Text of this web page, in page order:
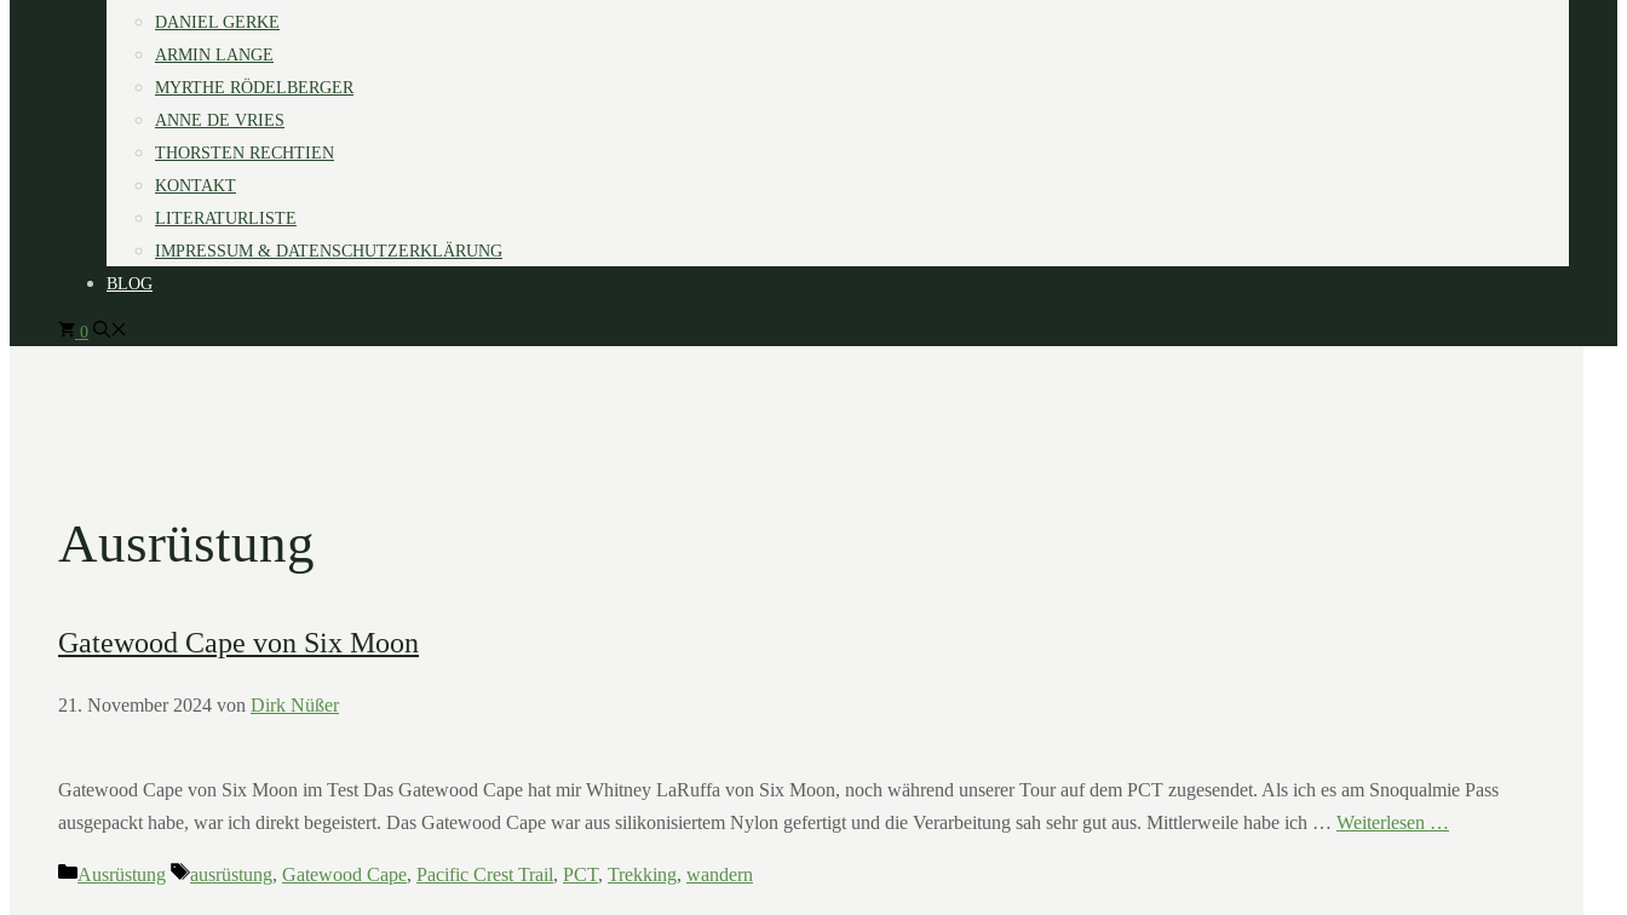
DANIEL GERKE
ARMIN LANGE
MYRTHE RÖDELBERGER
ANNE DE VRIES
THORSTEN RECHTIEN
KONTAKT
LITERATURLISTE
IMPRESSUM & DATENSCHUTZERKLÄRUNG
BLOG
0
Ausrüstung
Gatewood Cape von Six Moon
21. November 2024 von Dirk Nüßer
Gatewood Cape von Six Moon im Test Das Gatewood Cape hat mir Whitney LaRuffa von Six Moon, noch während unserer Tour auf dem PCT zugesendet. Als ich es am Snoqualmie Pass
ausgepackt habe, war ich direkt begeistert. Das Gatewood Cape war aus silikonisiertem Nylon gefertigt und die Verarbeitung sah sehr gut aus. Mittlerweile habe ich … Weiterlesen …
Kategorien
Ausrüstung Schlagwörter
ausrüstung, Gatewood Cape, Pacific Crest Trail, PCT, Trekking, wandern